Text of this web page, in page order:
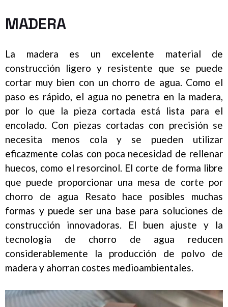
MADERA
La madera es un excelente material de
construcción ligero y resistente que se puede
cortar muy bien con un chorro de agua. Como el
paso es rápido, el agua no penetra en la madera,
por lo que la pieza cortada está lista para el
encolado. Con piezas cortadas con precisión se
necesita menos cola y se pueden utilizar
eficazmente colas con poca necesidad de rellenar
huecos, como el resorcinol. El corte de forma libre
que puede proporcionar una mesa de corte por
chorro de agua Resato hace posibles muchas
formas y puede ser una base para soluciones de
construcción innovadoras. El buen ajuste y la
tecnología de chorro de agua reducen
considerablemente la producción de polvo de
madera y ahorran costes medioambientales.